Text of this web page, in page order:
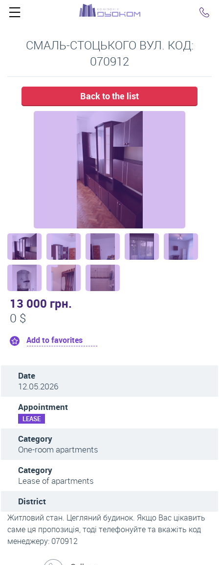
СМАЛЬ-СТОЦЬКОГО ВУЛ. КОД:
070912
Back to the list
13 000 грн.
0 $
Add to favorites
Date
12.05.2026
Appointment
LEASE
Category
One-room apartments
Category
Lease of apartments
District
Житловий стан. Цегляний будинок. Якщо Вас цікавить
саме ця пропозиція, тоді телефонуйте та вкажіть код
менеджеру: 070912